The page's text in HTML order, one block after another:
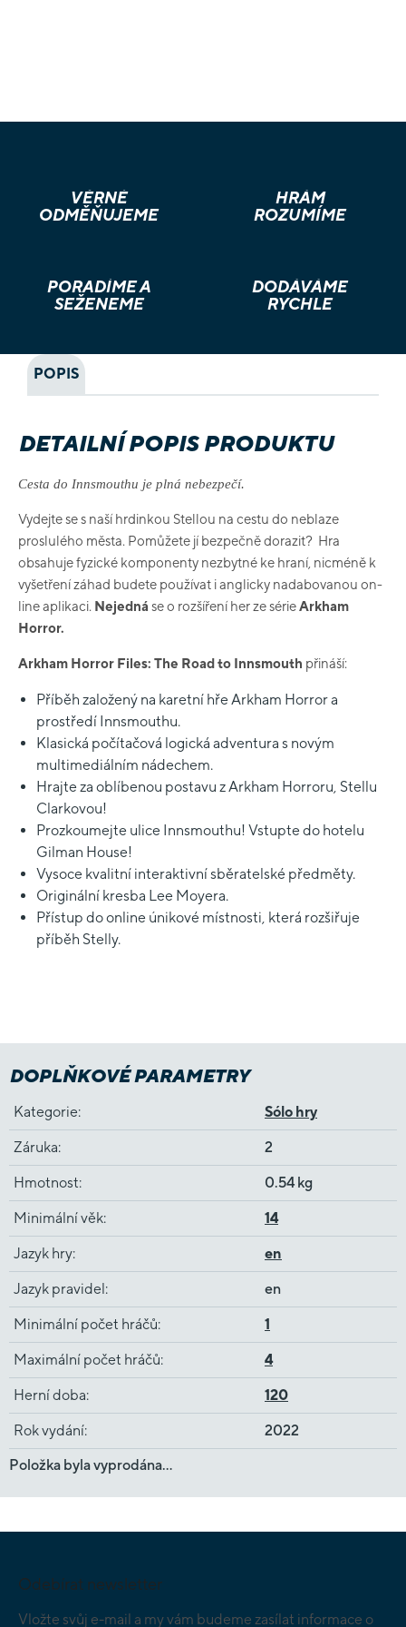
VĚRNÉ
ODMĚŇUJEME
HRÁM
ROZUMÍME
PORADÍME A
SEŽENEME
DODÁVÁME
RYCHLE
POPIS
DETAILNÍ POPIS PRODUKTU
Cesta do Innsmouthu je plná nebezpečí.
Vydejte se s naší hrdinkou Stellou na cestu do neblaze
proslulého města. Pomůžete jí bezpečně dorazit? Hra
obsahuje fyzické komponenty nezbytné ke hraní, nicméně k
vyšetření záhad budete používat i anglicky nadabovanou on-
line aplikaci. Nejedná se o rozšíření her ze sérieArkham
Horror.
Arkham Horror Files: The Road to Innsmouth přináší:
Příběh založený na karetní hře Arkham Horror a
prostředí Innsmouthu.
Klasická počítačová logická adventura s novým
multimediálním nádechem.
Hrajte za oblíbenou postavu z Arkham Horroru, Stellu
Clarkovou!
Prozkoumejte ulice Innsmouthu! Vstupte do hotelu
Gilman House!
Vysoce kvalitní interaktivní sběratelské předměty.
Originální kresba Lee Moyera.
Přístup do online únikové místnosti, která rozšiřuje
příběh Stelly.
DOPLŇKOVÉ PARAMETRY
Kategorie: Sólo hry
Záruka: 2
Hmotnost: 0.54 kg
Minimální věk: 14
Jazyk hry: en
Jazyk pravidel: en
Minimální počet hráčů: 1
Maximální počet hráčů: 4
Herní doba: 120
Rok vydání:
2022
Položka byla vyprodána…
Odebírat newsletter
Vložte svůj e-mail a my vám budeme zasílat informace o